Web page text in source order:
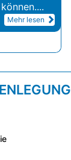
...
Mehr lesen